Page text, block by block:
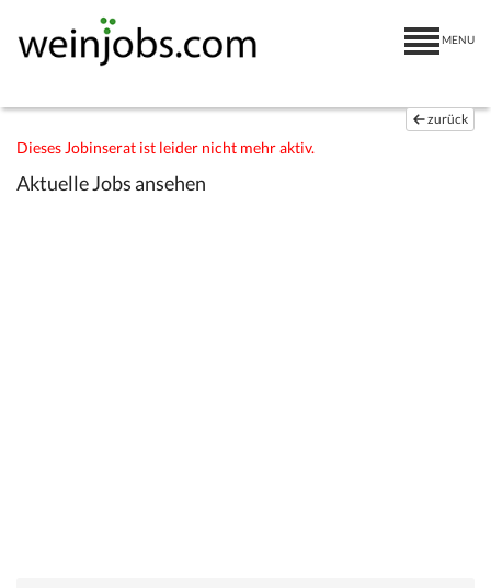
MENU
zurück
Dieses Jobinserat ist leider nicht mehr aktiv.
Aktuelle Jobs ansehen